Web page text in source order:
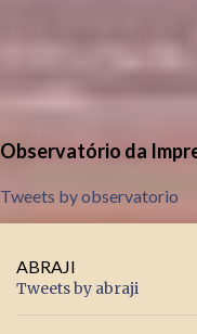
Observatório da
Tweets by observatorio
ABRAJI
Tweets by abraji